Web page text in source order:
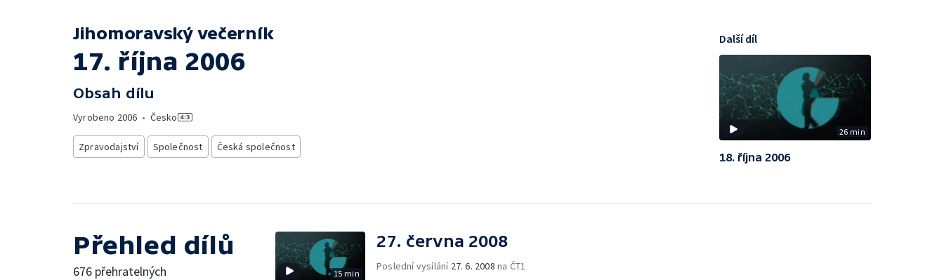
Jihomoravský večerník
17. října 2006
Obsah dílu
Vyrobeno 2006 • Česko
Zpravodajství Společnost Česká společnost
26 min
Další díl
18. října 2006
Přehled dílů
676 přehratelných 15 min
27. června 2008
Poslední vysílání 27. 6. 2008 na ČT1